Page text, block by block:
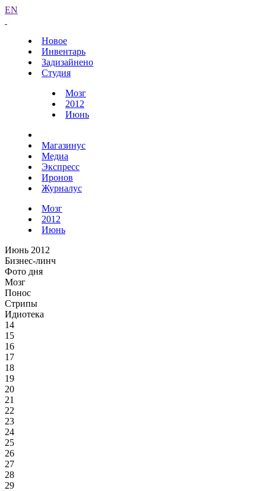
EN
Новое
Инвентарь
Задизайнено
Студия
Мозг
2012
Июнь
Магазинус
Медиа
Экспресс
Иронов
Журналус
Мозг
2012
Июнь
Июнь 2012
Бизнес-линч
Фото дня
Мозг
Понос
Стрипы
Идиотека
14
15
16
17
18
19
20
21
22
23
24
25
26
27
28
29